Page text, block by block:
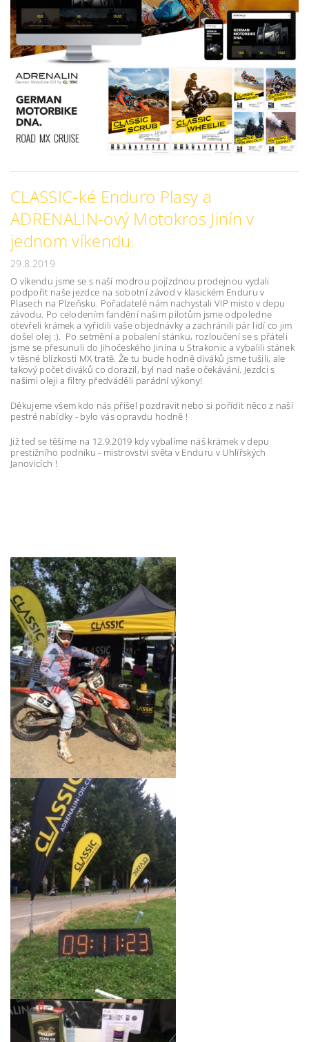
CLASSIC-ké Enduro Plasy a
ADRENALIN-ový Motokros Jinín v
jednom víkendu.
29.8.2019
O víkendu jsme se s naší modrou pojízdnou prodejnou vydali
podpořit naše jezdce na sobotní závod v klasickém Enduru v
Plasech na Plzeňsku. Pořadatelé nám nachystali VIP misto v depu
závodu. Po celodením fandění našim pilotům jsme odpoledne
otevřeli krámek a vyřidili vaše objednávky a zachránili pár lidí co jim
došel olej :). Po setmění a pobalení stánku, rozloučení se s přáteli
jsme se přesunuli do Jihočeského Jinína u Strakonic a vybalili stánek
v těsné blízkosti MX tratě. Že tu bude hodně diváků jsme tušili, ale
takový počet diváků co dorazil, byl nad naše očekávání. Jezdci s
našimi oleji a filtry předváděli parádní výkony!
Děkujeme všem kdo nás přišel pozdravit nebo si pořídit něco z naší
pestré nabídky - bylo vás opravdu hodně !
Již teď se těšíme na 12.9.2019 kdy vybalíme náš krámek v depu
prestižního podniku - mistrovství světa v Enduru v Uhlířských
Janovicích !